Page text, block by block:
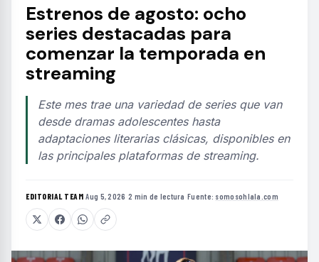
Estrenos de agosto: ocho
series destacadas para
comenzar la temporada en
streaming
Este mes trae una variedad de series que van
desde dramas adolescentes hasta
adaptaciones literarias clásicas, disponibles en
las principales plataformas de streaming.
EDITORIAL TEAM·Aug 5, 2026 ·2 min de lectura ·Fuente: somosohlala.com